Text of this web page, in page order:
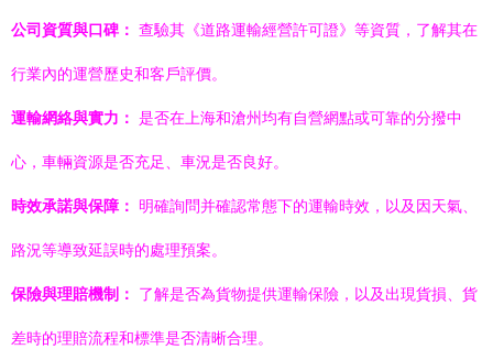
公司資質與口碑： 查驗其《道路運輸經營許可證》等資質，了解其在
行業內的運營歷史和客戶評價。
運輸網絡與實力： 是否在上海和滄州均有自營網點或可靠的分撥中
心，車輛資源是否充足、車況是否良好。
時效承諾與保障： 明確詢問并確認常態下的運輸時效，以及因天氣、
路況等導致延誤時的處理預案。
保險與理賠機制： 了解是否為貨物提供運輸保險，以及出現貨損、貨
差時的理賠流程和標準是否清晰合理。